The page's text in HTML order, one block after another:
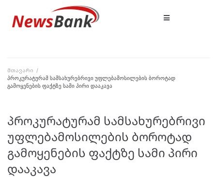
მთავარი /
პროკურატურამ სამსახურებრივი უფლებამოსილების ბოროტად
გამოყენების ფაქტზე სამი პირი დააკავა
პროკურატურამ სამსახურებრივი
უფლებამოსილების ბოროტად
გამოყენების ფაქტზე სამი პირი
დააკავა